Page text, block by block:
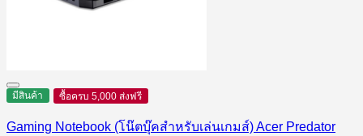
มีสินค้า ซื้อครบ 5,000 ส่งฟรี
Gaming Notebook (โน๊ตบุ๊คสำหรับเล่นเกมส์) Acer Predator